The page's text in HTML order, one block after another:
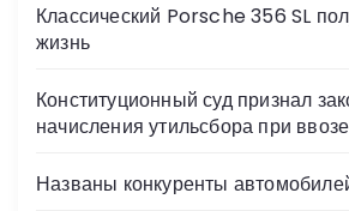
Классический Porsche 356 SL
жизнь
Конституционный суд признал
начисления утильсбора при
Названы конкуренты